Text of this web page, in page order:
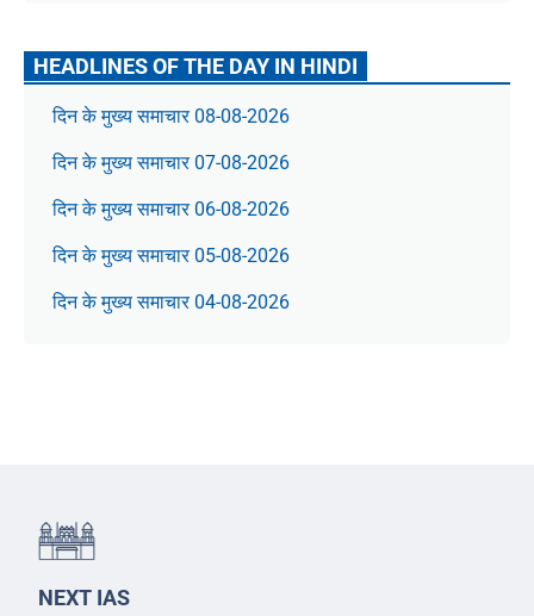
HEADLINES OF THE DAY IN HINDI
दिन के मुख्य समाचार 08-08-2026
दिन के मुख्य समाचार 07-08-2026
दिन के मुख्य समाचार 06-08-2026
दिन के मुख्य समाचार 05-08-2026
दिन के मुख्य समाचार 04-08-2026
NEXT IAS